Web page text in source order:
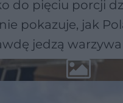
do pięciu porcji
pokazuje, jak
jedzą